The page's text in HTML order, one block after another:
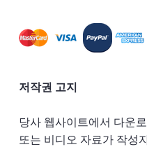
저작권 고지
당사 웹사이트에서 다운
또는 비디오 자료가 작성